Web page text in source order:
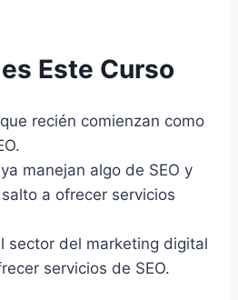
Este Curso
recién comienzan como
manejan algo de SEO y
a ofrecer servicios
sector del marketing digital
servicios de SEO.